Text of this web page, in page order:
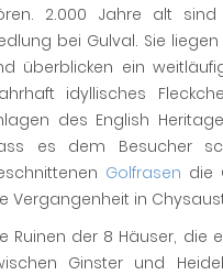
2.000 Jahre alt sind
bei Gulval. Sie
überblicken ein
idyllisches
des English
es dem Besucher
Golfrasen die
Vergangenheit in
Ruinen der 8 Häuser, die
Ginster und